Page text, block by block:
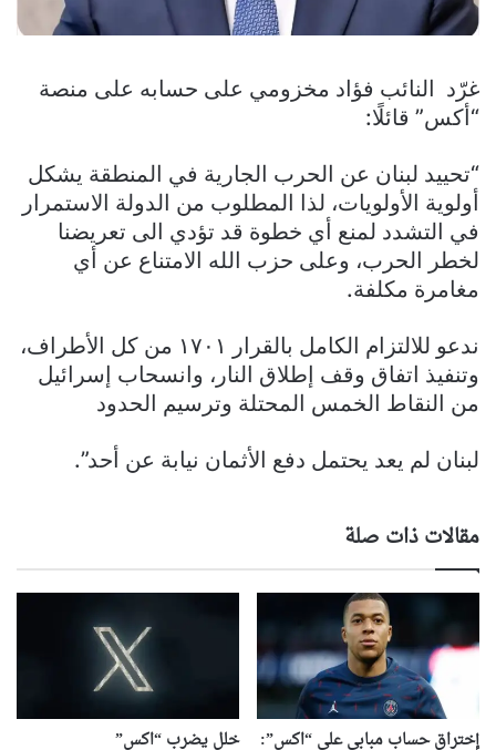
غرّد النائب فؤاد مخزومي على حسابه على منصة
“أكس” قائلًا:
“تحييد لبنان عن الحرب الجارية في المنطقة يشكل
أولوية الأولويات، لذا المطلوب من الدولة الاستمرار
في التشدد لمنع أي خطوة قد تؤدي الى تعريضنا
لخطر الحرب، وعلى حزب الله الامتناع عن أي
مغامرة مكلفة.
ندعو للالتزام الكامل بالقرار ١٧٠١ من كل الأطراف،
وتنفيذ اتفاق وقف إطلاق النار، وانسحاب إسرائيل
من النقاط الخمس المحتلة وترسيم الحدود
لبنان لم يعد يحتمل دفع الأثمان نيابة عن أحد”.
مقالات ذات صلة
إختراق حساب مبابي على “اكس”: خلل يضرب “اكس”